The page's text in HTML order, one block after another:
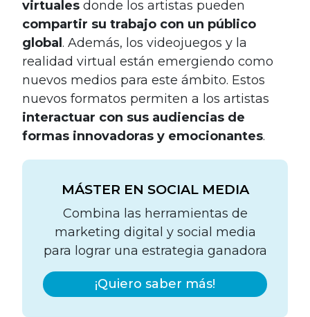
virtuales donde los artistas pueden
compartir su trabajo con un público
global . Además, los videojuegos y la
realidad virtual están emergiendo como
nuevos medios para este ámbito. Estos
nuevos formatos permiten a los artistas
interactuar con sus audiencias de
formas innovadoras y emocionantes.
MÁSTER EN SOCIAL MEDIA
Combina las herramientas de
marketing digital y social media
para lograr una estrategia ganadora
¡Quiero saber más!